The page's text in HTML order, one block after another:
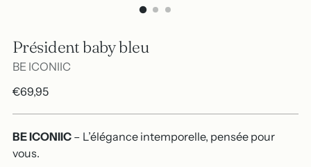
Président baby bleu
BE ICONIIC
Prix
€69,95
BE ICONIIC – L’élégance intemporelle, pensée pour
vous.